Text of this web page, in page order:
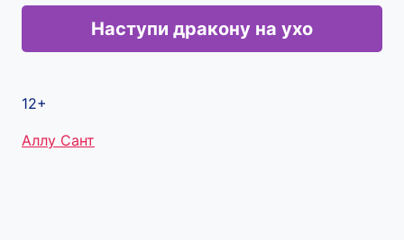
Наступи дракону на ухо
12+
Метки
Аллу Сант